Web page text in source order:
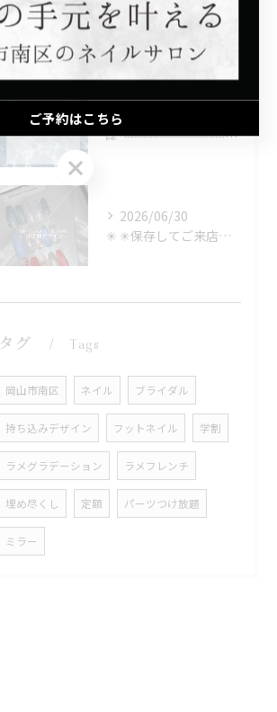
2026/08/06
2026/08/06
⑅∙˚┈┈┈┈┈┈┈┈┈┈┈┈˚∙⑅
2026/06/30
✳︎ ✳︎保存してご来店時に見せるのもOK✳︎
タグ Tags
岡山市南区 ネイル ブライダル
持ち込みデザイン フットネイル 学割
ラメグラデーション ラメフレンチ
埋め尽くし 定額 パーツつけ放題
ミラー
ご予約はこちら
ご予約はこちら